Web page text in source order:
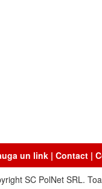
un link| Contact|
SC PolNet SRL.